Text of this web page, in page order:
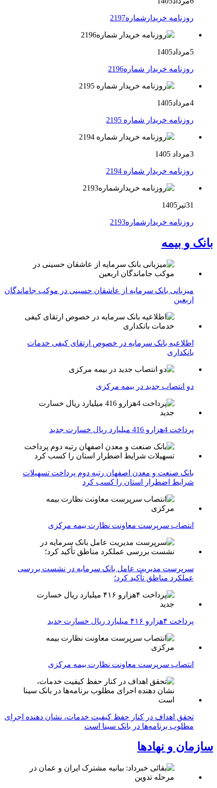
روزنامه خریدارشماره2197
5مرداد1405
روزنامه خریدار شماره2196
4مرداد1405
روزنامه خریدار شماره 2195
3مرداد 1405
روزنامه خریدار شماره 2194
31تیر1405
روزنامه خریدارشماره2193
بانک و بیمه
میزبانی بانک سرمایه از عاشقان حسینی در موکب جاماندگان
اربعین
اطلاعیه بانک سرمایه در خصوص ارتقای کیفی خدمات
بانکداری
دو انتصاب جدید در بیمه مركزی
پرداخت 4هزارو 416 میلیارد ریال خسارت جدید
بانک صنعت و معدن اصفهان رتبه دوم پرداخت تسهیلات
شرایط اضطرار استان را کسب کرد
انتصاب سرپرست معاونت نظارت بیمه مرکزی
سرپرست مدیریت عامل بانک سرمایه در نشست بررسی
عملکرد مناطق تأکید کرد؛
پرداخت ۴هزارو ۴۱۶ میلیارد ریال خسارت جدید
انتصاب سرپرست معاونت نظارت بیمه مرکزی
تحقق اهداف در کنار حفظ کیفیت خدمات، نشان دهنده اجرای
مطلوب برنامه‌ها در بانک سینا است
سازمان و نهادها